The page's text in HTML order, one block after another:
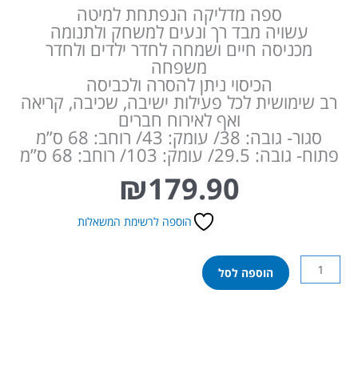
ספה מדליקה הנפתחת למיטה
עשויה מבד רך ונעים למשחק ולתנומה
מכניסה חיים ושמחה לחדר ילדים ולחדר
משפחה
הכיסוי ניתן להסרה ולכביסה
רב שימושית לכל פעילות ישיבה, שכיבה, קריאה
ואף לאירוח חברים
סגור- גובה: 38/ עומק: 43/ רוחב: 68 ס”מ
פתוח- גובה: 29.5/ עומק: 103/ רוחב: 68 ס”מ
₪179.90
הוספה לרשימת המשאלות
כמות
של
הוספה לסל